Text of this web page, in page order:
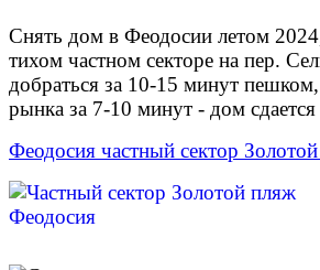
Снять дом в Феодосии летом
тихом частном секторе на пер.
добраться за 10-15 минут
рынка за 7-10 минут - дом
Феодосия частный сектор